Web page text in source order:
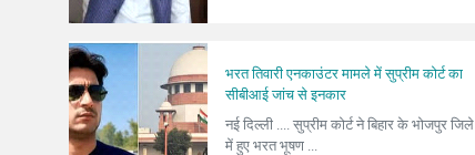
भरत तिवारी एनकाउंटर मामले में सुप्रीम कोर्ट का
सीबीआई जांच से इनकार
नई दिल्ली .... सुप्रीम कोर्ट ने बिहार के भोजपुर जिले
में हुए भरत भूषण ...